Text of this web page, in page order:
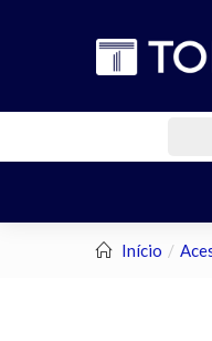
Início